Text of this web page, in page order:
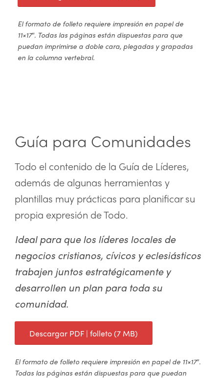
El formato de folleto requiere impresión en papel de
11×17″. Todas las páginas están dispuestas para que
puedan imprimirse a doble cara, plegadas y grapadas
en la columna vertebral.
Guía para Comunidades
Todo el contenido de la Guía de Líderes,
además de algunas herramientas y
plantillas muy prácticas para planificar su
propia expresión de Todo.
Ideal para que los líderes locales de
negocios cristianos, cívicos y eclesiásticos
trabajen juntos estratégicamente y
desarrollen un plan para toda su
comunidad.
Descargar PDF | folleto (7 MB)
El formato de folleto requiere impresión en papel de 11×17″.
Todas las páginas están dispuestas para que puedan